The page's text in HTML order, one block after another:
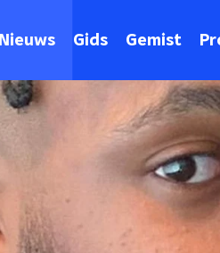
Nieuws Gids Gemist